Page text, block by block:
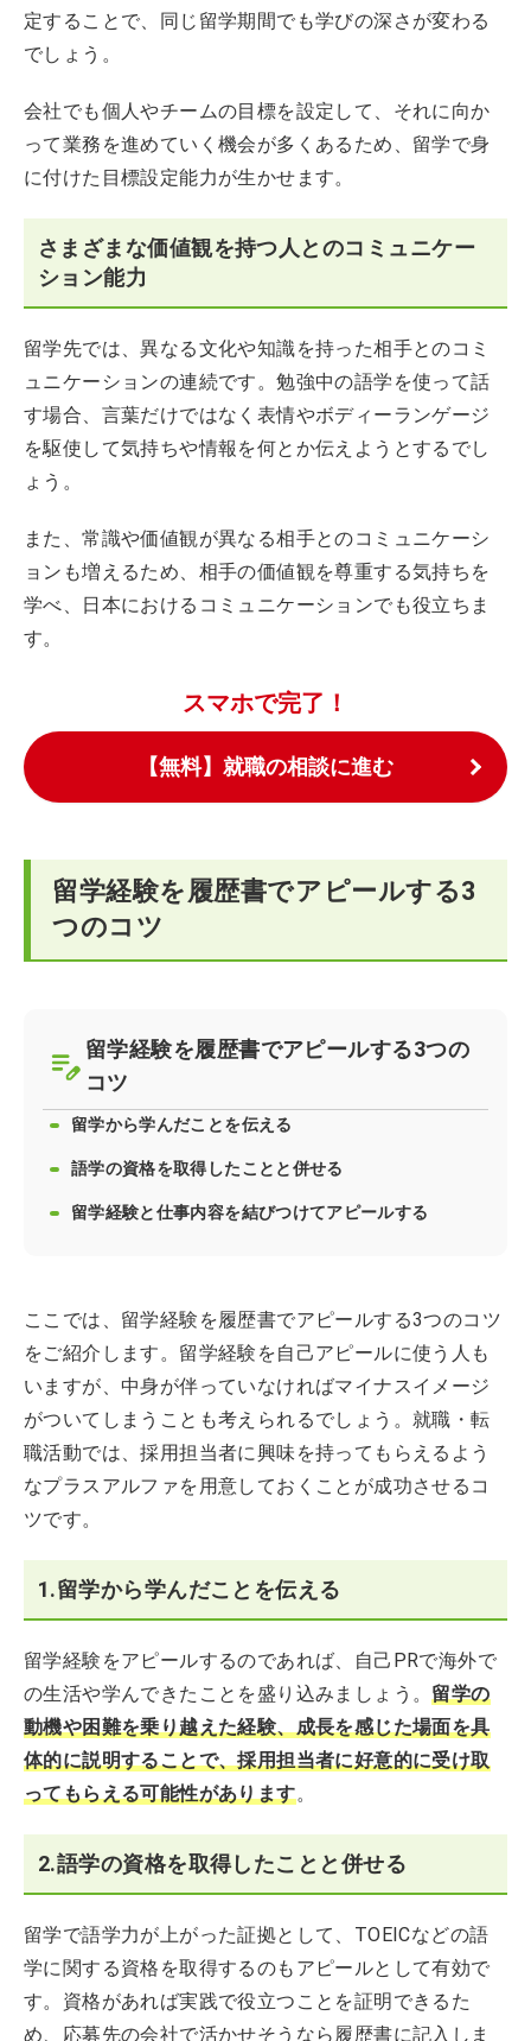
定することで、同じ留学期間でも学びの深さが変わる
でしょう。
会社でも個人やチームの目標を設定して、それに向か
って業務を進めていく機会が多くあるため、留学で身
に付けた目標設定能力が生かせます。
さまざまな価値観を持つ人とのコミュニケー
ション能力
留学先では、異なる文化や知識を持った相手とのコミ
ュニケーションの連続です。勉強中の語学を使って話
す場合、言葉だけではなく表情やボディーランゲージ
を駆使して気持ちや情報を何とか伝えようとするでし
ょう。
また、常識や価値観が異なる相手とのコミュニケーシ
ョンも増えるため、相手の価値観を尊重する気持ちを
学べ、日本におけるコミュニケーションでも役立ちま
す。
スマホで完了！
【無料】就職の相談に進む
留学経験を履歴書でアピールする3
つのコツ
留学経験を履歴書でアピールする3つの
コツ
留学から学んだことを伝える
語学の資格を取得したことと併せる
留学経験と仕事内容を結びつけてアピールする
ここでは、留学経験を履歴書でアピールする3つのコツ
をご紹介します。留学経験を自己アピールに使う人も
いますが、中身が伴っていなければマイナスイメージ
がついてしまうことも考えられるでしょう。就職・転
職活動では、採用担当者に興味を持ってもらえるよう
なプラスアルファを用意しておくことが成功させるコ
ツです。
1.留学から学んだことを伝える
留学経験をアピールするのであれば、自己PRで海外で
の生活や学んできたことを盛り込みましょう。留学の
動機や困難を乗り越えた経験、成長を感じた場面を具
体的に説明することで、採用担当者に好意的に受け取
ってもらえる可能性があります。
2.語学の資格を取得したことと併せる
留学で語学力が上がった証拠として、TOEICなどの語
学に関する資格を取得するのもアピールとして有効で
す。資格があれば実践で役立つことを証明できるた
め、応募先の会社で活かせそうなら履歴書に記入しま